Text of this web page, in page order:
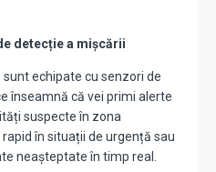
detecție a mișcării
echipate cu senzori de
înseamnă că vei primi alerte
suspecte în zona
în situații de urgență sau
neașteptate în timp real.